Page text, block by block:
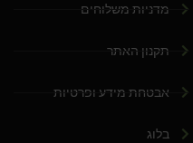
מדניות משלוחים
תקנון האתר
אבטחת מידע ופרטיות
בלוג